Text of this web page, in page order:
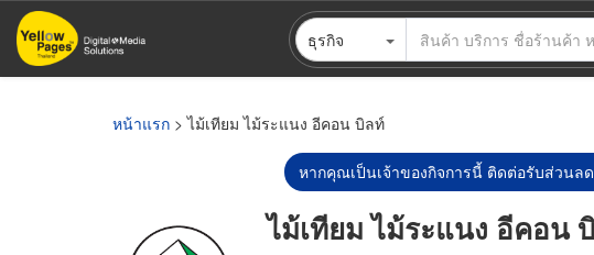
ข้าม
ไป
ธุรกิจ
หน้าแรก > ไม้เทียม ไม้ระแนง อีคอน บิลท์
หากคุณเป็นเจ้าของกิจการนี้ ติดต่อรับส่วนล
ไม้เทียม ไม้ระแนง อีคอน